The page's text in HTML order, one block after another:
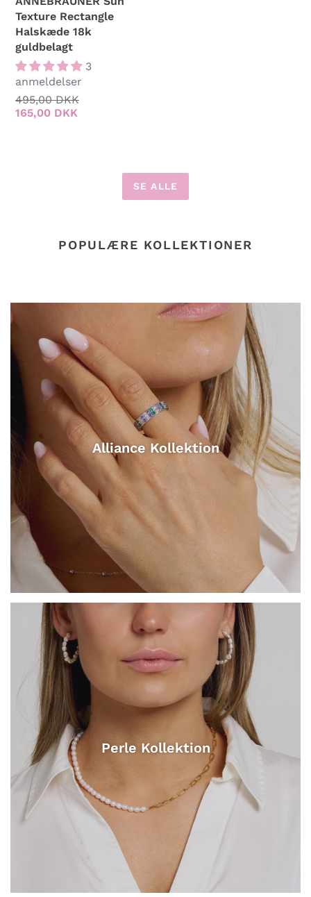
Texture Rectangle
Halskæde 18k
guldbelagt
3
anmeldelser
Normalpris
495,00 DKK
165,00 DKK
SE ALLE
POPULÆRE KOLLEKTIONER
Alliance Kollektion
Perle Kollektion